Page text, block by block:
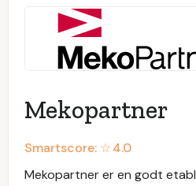
Mekopartner
Smartscore: ☆4.0
Mekopartner er en godt